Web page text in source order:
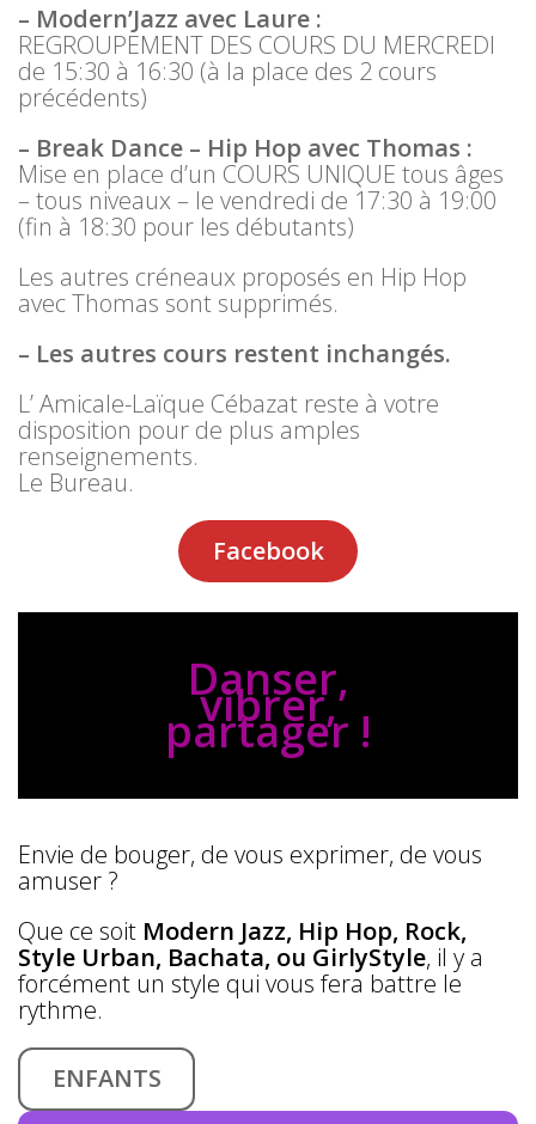
– Modern’Jazz avec Laure :
REGROUPEMENT DES COURS DU MERCREDI
de 15:30 à 16:30 (à la place des 2 cours
précédents)
– Break Dance – Hip Hop avec Thomas :
Mise en place d’un COURS UNIQUE tous âges
– tous niveaux – le vendredi de 17:30 à 19:00
(fin à 18:30 pour les débutants)
Les autres créneaux proposés en Hip Hop
avec Thomas sont supprimés.
– Les autres cours restent inchangés.
L’ Amicale-Laïque Cébazat reste à votre
disposition pour de plus amples
renseignements.
Le Bureau.
Facebook
Danser,
vibrer,
partager !
Envie de bouger, de vous exprimer, de vous
amuser ?
Que ce soit Modern Jazz, Hip Hop, Rock,
Style Urban, Bachata, ou GirlyStyle, il y a
forcément un style qui vous fera battre le
rythme.
ENFANTS